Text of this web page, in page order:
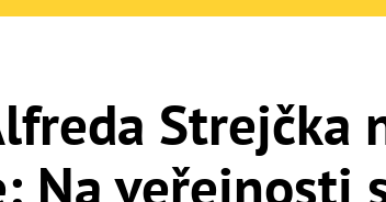
Strejčka
Na veřejnosti